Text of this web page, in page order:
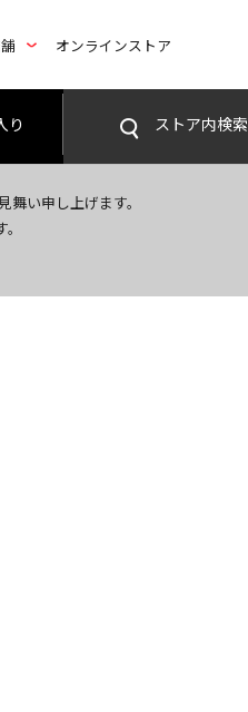
オンラインストア
り ストア内検索
い申し上げます。